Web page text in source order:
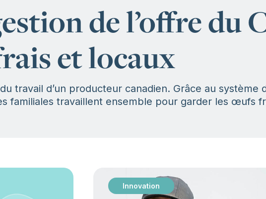
de l’offre du
et locaux
travail d’un producteur canadien. Grâce au système
familiales travaillent ensemble pour garder les œufs
Innovation
: